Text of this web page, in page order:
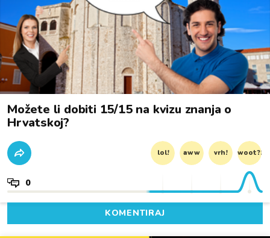
Možete li dobiti 15/15 na kvizu znanja o
Hrvatskoj?
lol! aww vrh! woot?!
0
KOMENTIRAJ